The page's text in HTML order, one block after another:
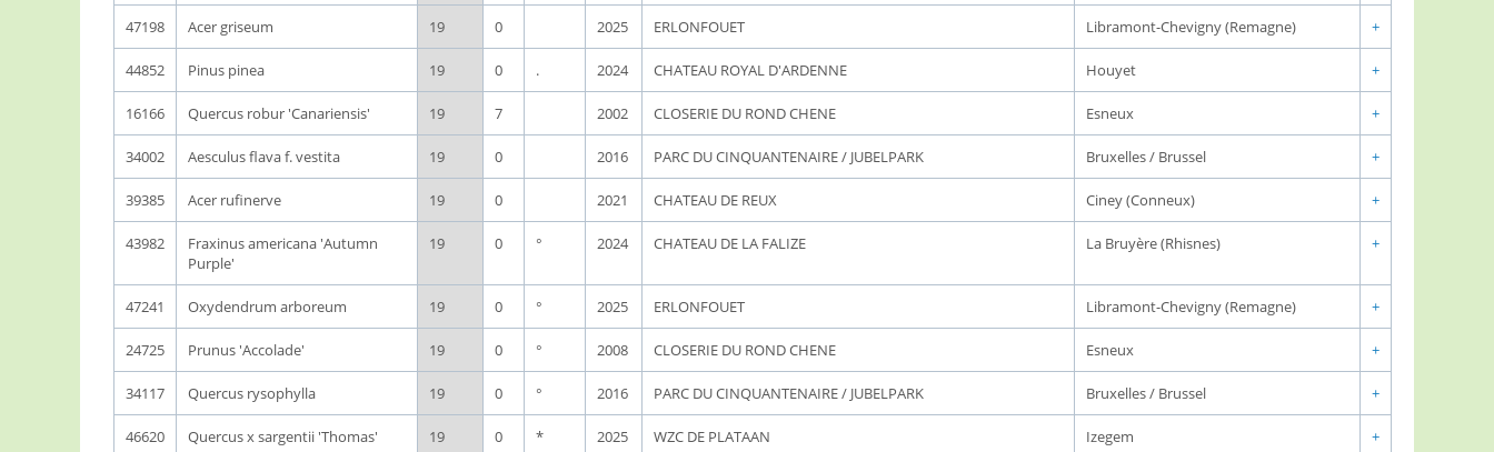
47198 Acer griseum 19 0 2025 ERLONFOUET Libramont-Chevigny (Remagne) +
44852 Pinus pinea 19 0 . 2024 CHATEAU ROYAL D'ARDENNE Houyet +
16166 Quercus robur 'Canariensis' 19 7 2002 CLOSERIE DU ROND CHENE Esneux +
34002 Aesculus flava f. vestita 19 0 2016 PARC DU CINQUANTENAIRE / JUBELPARK Bruxelles / Brussel +
39385 Acer rufinerve 19 0 2021 CHATEAU DE REUX Ciney (Conneux) +
43982
Fraxinus americana 'Autumn
Purple'
19 0 ° 2024 CHATEAU DE LA FALIZE La Bruyère (Rhisnes) +
47241 Oxydendrum arboreum 19 0 ° 2025 ERLONFOUET Libramont-Chevigny (Remagne) +
24725 Prunus 'Accolade' 19 0 ° 2008 CLOSERIE DU ROND CHENE Esneux +
34117 Quercus rysophylla 19 0 ° 2016 PARC DU CINQUANTENAIRE / JUBELPARK Bruxelles / Brussel +
46620 Quercus x sargentii 'Thomas' 19 0 * 2025 WZC DE PLATAAN Izegem +